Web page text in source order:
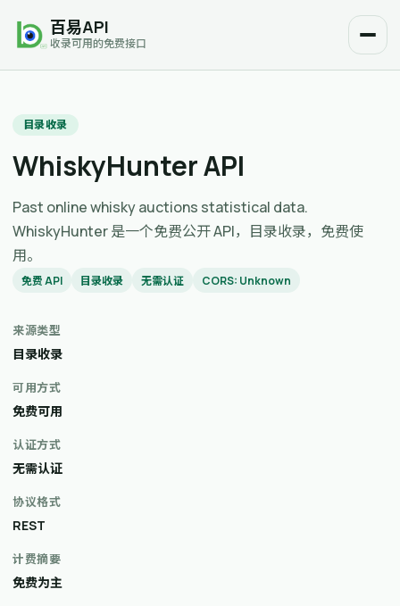
百易API
收录可用的免费接口
目录收录
WhiskyHunter API
Past online whisky auctions statistical data.
WhiskyHunter 是一个免费公开 API，目录收录，免费使
用。
免费 API 目录收录 无需认证 CORS: Unknown
来源类型
目录收录
可用方式
免费可用
认证方式
无需认证
协议格式
REST
计费摘要
免费为主